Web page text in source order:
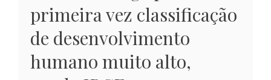
primeira vez classificação
de desenvolvimento
humano muito alto,